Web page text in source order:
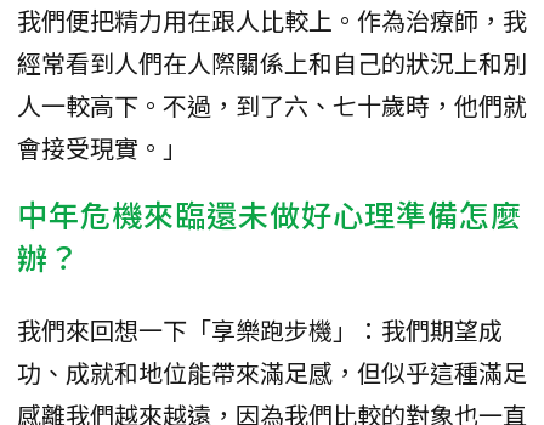
我們便把精力用在跟人比較上。作為治療師，我
經常看到人們在人際關係上和自己的狀況上和別
人一較高下。不過，到了六、七十歲時，他們就
會接受現實。」
中年危機來臨還未做好心理準備怎麼
辦？
我們來回想一下「享樂跑步機」：我們期望成
功、成就和地位能帶來滿足感，但似乎這種滿足
感離我們越來越遠，因為我們比較的對象也一直